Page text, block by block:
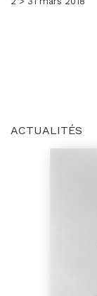
ACTUALITÉS